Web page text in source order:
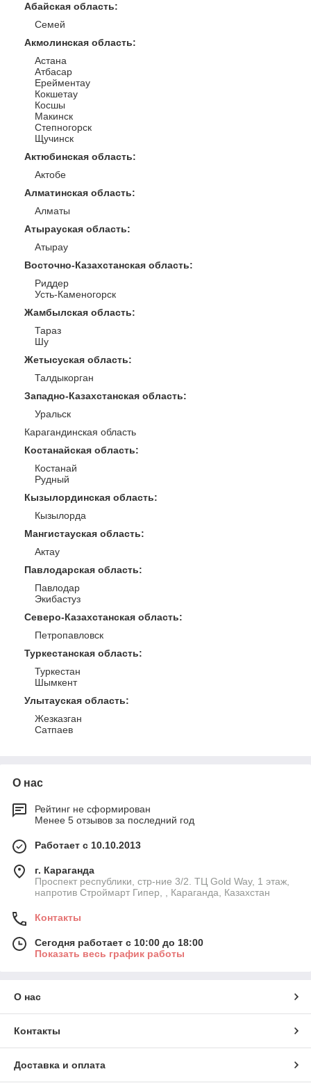
Абайская область:
Семей
Акмолинская область:
Астана
Атбасар
Ерейментау
Кокшетау
Косшы
Макинск
Степногорск
Щучинск
Актюбинская область:
Актобе
Алматинская область:
Алматы
Атырауская область:
Атырау
Восточно-Казахстанская область:
Риддер
Усть-Каменогорск
Жамбылская область:
Тараз
Шу
Жетысуская область:
Талдыкорган
Западно-Казахстанская область:
Уральск
Карагандинская область
Костанайская область:
Костанай
Рудный
Кызылординская область:
Кызылорда
Мангистауская область:
Актау
Павлодарская область:
Павлодар
Экибастуз
Северо-Казахстанская область:
Петропавловск
Туркестанская область:
Туркестан
Шымкент
Улытауская область:
Жезказган
Сатпаев
О нас
Рейтинг не сформирован
Менее 5 отзывов за последний год
Работает с 10.10.2013
г. Караганда
Проспект республики, стр-ние 3/2. ТЦ Gold Way, 1 этаж,
напротив Строймарт Гипер, , Караганда, Казахстан
Контакты
Сегодня работает с 10:00 до 18:00
Показать весь график работы
О нас
Контакты
Доставка и оплата